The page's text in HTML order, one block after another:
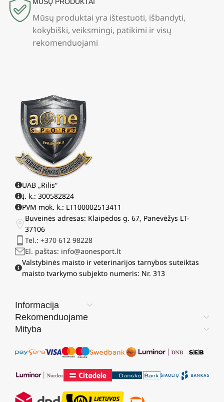
Mūsų produktai yra ištestuoti, išbandyti,
kokybiški, veiksmingi, patikimi ir visų
rekomenduojami
UAB „Rilis“
Į. k.: 300582824
PVM mok. k.: LT100002513411
Buveinės adresas: Klaipėdos g. 67, Panevėžys LT-
37106
Tel.: +370 612 98228
El. paštas: info@aonesport.lt
Valstybinės maisto ir veterinarijos tarnybos suteiktas
maisto tvarkymo subjekto numeris: Nr. 313
Informacija
Rekomenduojame
Mityba